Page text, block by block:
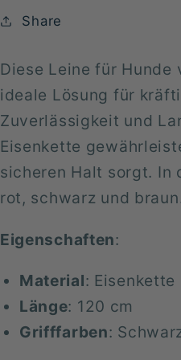
Share
Diese Leine für
ideale Lösung für
Zuverlässigkeit und
Eisenkette
sicheren Halt sorgt. In
rot, schwarz und
Eigenschaften:
Material:
Länge: 120 cm
Grifffarben: